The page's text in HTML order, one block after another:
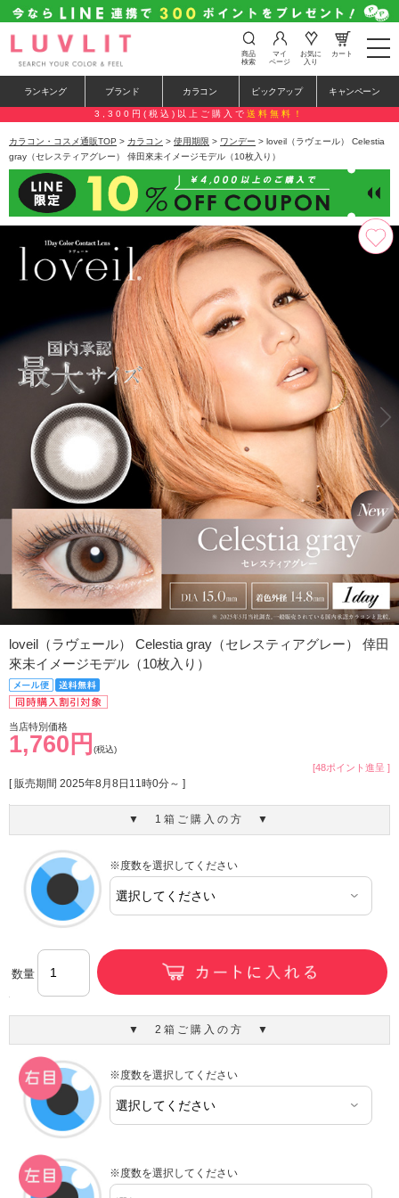
t
o
e
n
a
a
i
o
n
商品
検索
マイ
ページ
お気に
入り
カート
ランキング ブランド カラコン ピックアップ キャンペーン
3,300円(税込)以上ご購入で 送料無料！
カラコン・コスメ通販TOP > カラコン > 使用期限 > ワンデー > loveil（ラヴェール） Celestia
gray（セレスティアグレー） 倖田來未イメージモデル（10枚入り）
loveil（ラヴェール） Celestia gray（セレスティアグレー） 倖田
來未イメージモデル（10枚入り）
当店特別価格
1,760円 (税込)
[48ポイント進呈 ]
[ 販売期間 2025年8月8日11時0分～ ]
▼ 1箱ご購入の方 ▼
※度数を選択してください
数量
▼ 2箱ご購入の方 ▼
※度数を選択してください
※度数を選択してください